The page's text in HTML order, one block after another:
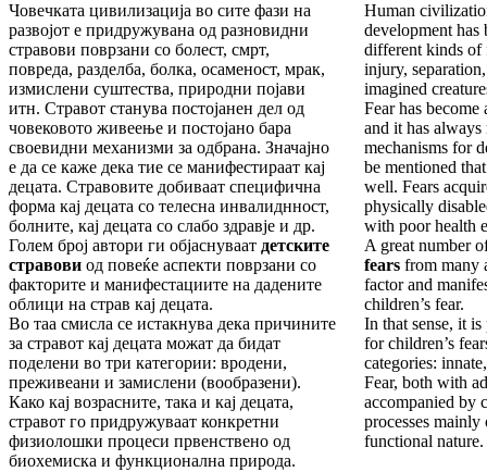
Човечката цивилизација во сите фази на
развојот е придружувана од разновидни
стравови поврзани со болест, смрт,
повреда, разделба, болка, осаменост, мрак,
измислени суштества, природни појави
итн. Стравот станува постојанен дел од
човековото живеење и постојано бара
своевидни механизми за одбрана. Значајно
е да се каже дека тие се манифестираат кај
децата. Стравовите добиваат специфична
форма кај децата со телесна инвалиднност,
болните, кај децата со слабо здравје и др.
Голем број автори ги објаснуваат детските
стравови од повеќе аспекти поврзани со
факторите и манифестациите на дадените
облици на страв кај децата.
Во таа смисла се истакнува дека причините
за стравот кај децата можат да бидат
поделени во три категории: вродени,
преживеани и замислени (вообразени).
Како кај возрасните, така и кај децата,
стравот го придружуваат конкретни
физиолошки процеси првенствено од
биохемиска и функционална природа.
Human
development has
different kinds of
injury,
imagined
Fear has
and it has
mechanisms for
be mentioned
well. Fears
physically
with poor health
A great number
fears from many
factor and
children’s fear.
In that sense, it
for children’s
categories:
Fear, both with
accompanied by
processes
functional nature.